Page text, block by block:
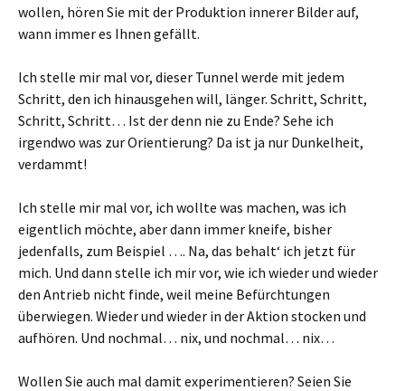
wollen, hören Sie mit der Produktion innerer Bilder auf,
wann immer es Ihnen gefällt.
Ich stelle mir mal vor, dieser Tunnel werde mit jedem
Schritt, den ich hinausgehen will, länger. Schritt, Schritt,
Schritt, Schritt… Ist der denn nie zu Ende? Sehe ich
irgendwo was zur Orientierung? Da ist ja nur Dunkelheit,
verdammt!
Ich stelle mir mal vor, ich wollte was machen, was ich
eigentlich möchte, aber dann immer kneife, bisher
jedenfalls, zum Beispiel …. Na, das behalt‘ ich jetzt für
mich. Und dann stelle ich mir vor, wie ich wieder und wieder
den Antrieb nicht finde, weil meine Befürchtungen
überwiegen. Wieder und wieder in der Aktion stocken und
aufhören. Und nochmal… nix, und nochmal… nix…
Wollen Sie auch mal damit experimentieren? Seien Sie